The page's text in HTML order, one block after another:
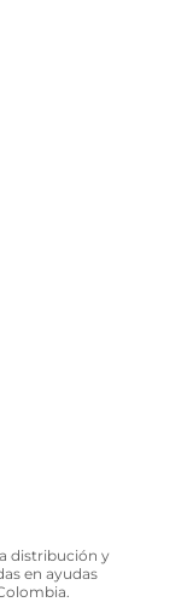
distribución y
en ayudas